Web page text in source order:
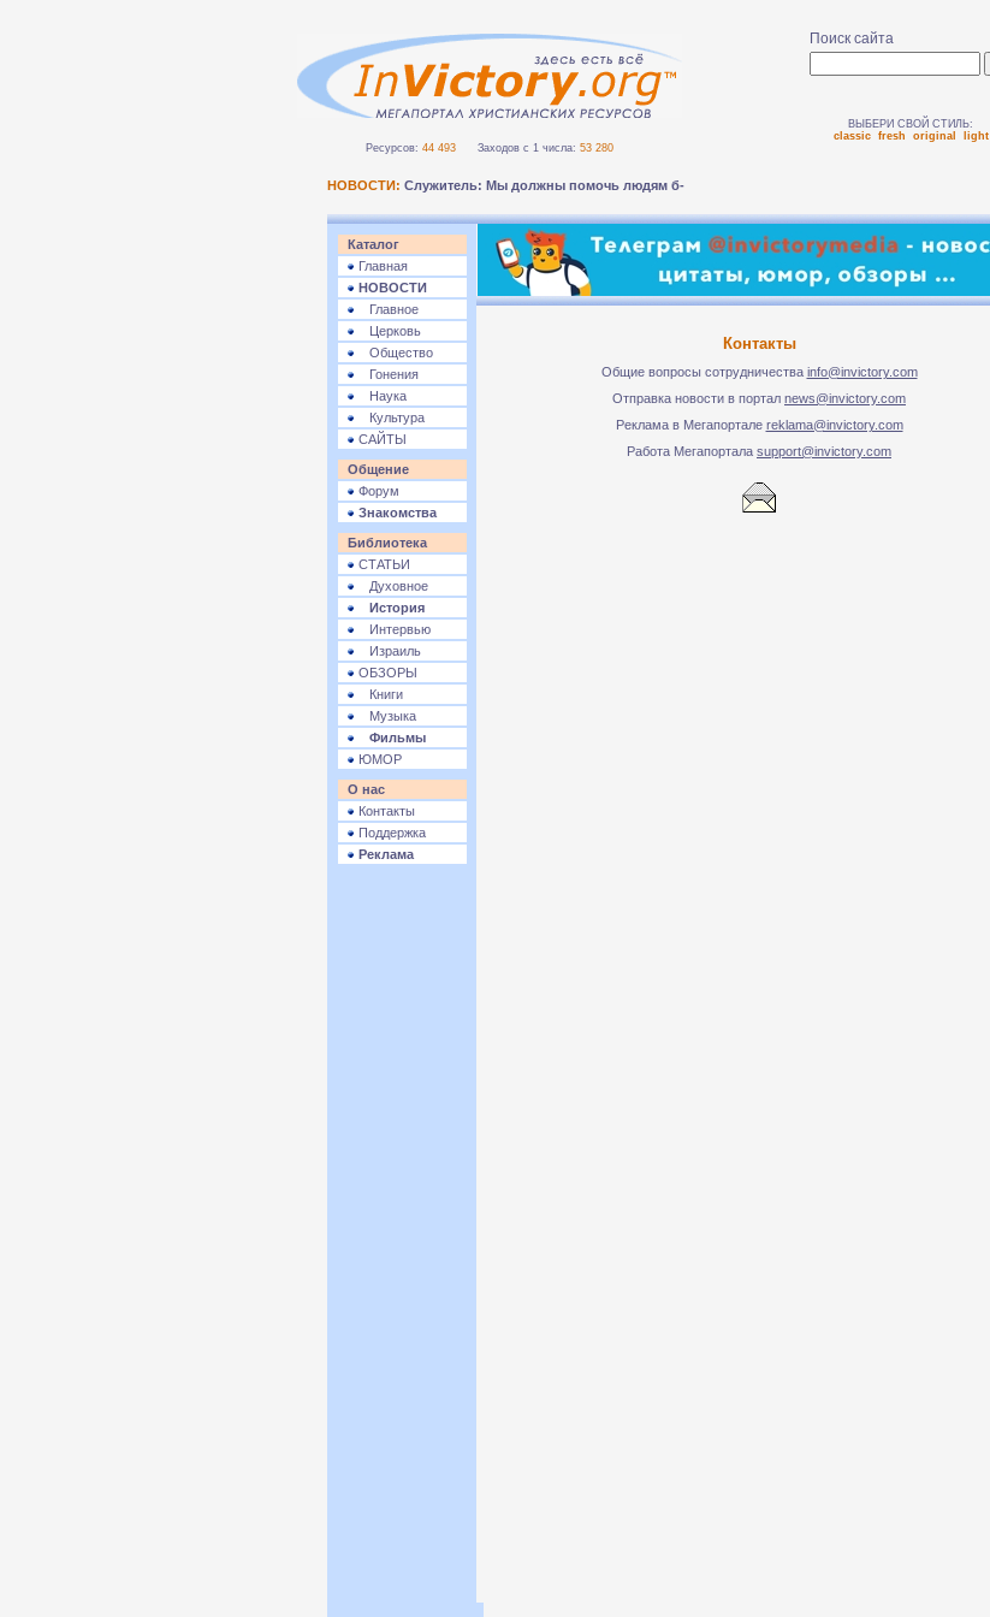
Ресурсов: 44 493 Заходов с 1 числа: 53 280
Поиск сайта
ВЫБЕРИ СВОЙ СТИЛЬ:
classic
fresh original light
НОВОСТИ: Служитель: Мы должны помочь людям безопас-
Каталог
Главная
НОВОСТИ
Главное
Церковь
Общество
Гонения
Наука
Культура
САЙТЫ
Общение
Форум
Знакомства
Библиотека
СТАТЬИ
Духовное
История
Интервью
Израиль
ОБЗОРЫ
Книги
Музыка
Фильмы
ЮМОР
О нас
Контакты
Поддержка
Реклама
Контакты
Общие вопросы сотрудничества info@invictory.com
Отправка новости в портал news@invictory.com
Реклама в Мегапортале reklama@invictory.com
Работа Мегапортала support@invictory.com